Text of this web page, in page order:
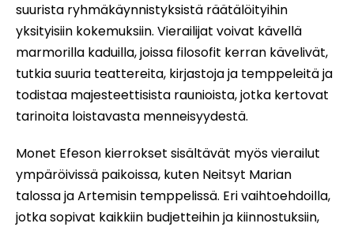
suurista ryhmäkäynnistyksistä räätälöityihin
yksityisiin kokemuksiin. Vierailijat voivat kävellä
marmorilla kaduilla, joissa filosofit kerran kävelivät,
tutkia suuria teattereita, kirjastoja ja temppeleitä ja
todistaa majesteettisista raunioista, jotka kertovat
tarinoita loistavasta menneisyydestä.
Monet Efeson kierrokset sisältävät myös vierailut
ympäröivissä paikoissa, kuten Neitsyt Marian
talossa ja Artemisin temppelissä. Eri vaihtoehdoilla,
jotka sopivat kaikkiin budjetteihin ja kiinnostuksiin,